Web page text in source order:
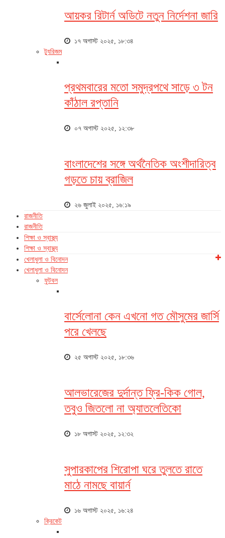
আয়কর রিটার্ন অডিটে নতুন নির্দেশনা জারি
১৭ অগাস্ট ২০২৫, ১৮:৩৪
ট্যুরিজম
প্রথমবারের মতো সমুদ্রপথে সাড়ে ৩ টন
কাঁঠাল রপ্তানি
০৭ অগাস্ট ২০২৫, ১২:৩৮
বাংলাদেশের সঙ্গে অর্থনৈতিক অংশীদারিত্ব
গড়তে চায় ব্রাজিল
২৬ জুলাই ২০২৫, ১৬:১৯
রাজনীতি
রাজনীতি
শিক্ষা ও স্বাস্থ্য
শিক্ষা ও স্বাস্থ্য
খেলাধুলা ও বিনোদন
খেলাধুলা ও বিনোদন
ফুটবল
বার্সেলোনা কেন এখনো গত মৌসুমের জার্সি
পরে খেলছে
২৫ অগাস্ট ২০২৫, ১৮:৩৬
আলভারেজের দুর্দান্ত ফ্রি-কিক গোল,
তবুও জিতলো না অ্যাতলেতিকো
১৮ অগাস্ট ২০২৫, ১২:৩২
সুপারকাপের শিরোপা ঘরে তুলতে রাতে
মাঠে নামছে বায়ার্ন
১৬ অগাস্ট ২০২৫, ১৬:২৪
ক্রিকেট